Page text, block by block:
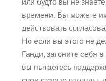
времени. Вы можете
действовать
Но если вы этого не
Ганди, загоните себя
вы пытаетесь